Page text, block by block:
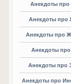
Анекдоты про
Анекдоты про
Анекдоты про
Анекдоты
Анекдоты про
Анекдоты про